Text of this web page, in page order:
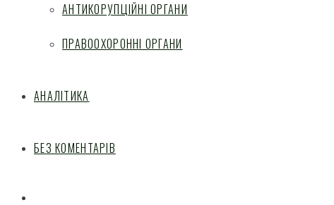
АНТИКОРУПЦІЙНІ ОРГАНИ
ПРАВООХОРОННІ ОРГАНИ
АНАЛІТИКА
БЕЗ КОМЕНТАРІВ